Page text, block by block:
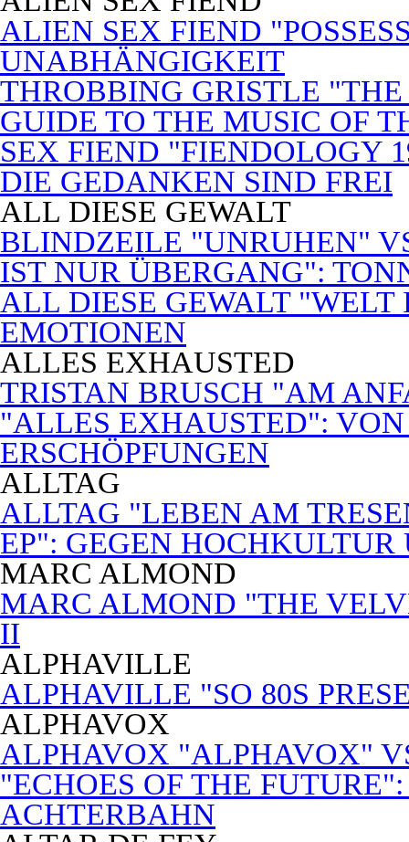
ALIEN SEX FIEND
UNABHÄNGIGKEIT
THROBBING GRISTLE
GUIDE TO THE MUSIC OF
SEX FIEND "FIENDOLOGY
DIE GEDANKEN SIND FREI
ALL DIESE GEWALT
BLINDZEILE "UNRUHEN"
IST NUR ÜBERGANG":
ALL DIESE GEWALT
EMOTIONEN
ALLES EXHAUSTED
TRISTAN BRUSCH "AM
"ALLES EXHAUSTED":
ERSCHÖPFUNGEN
ALLTAG
ALLTAG "LEBEN AM
EP": GEGEN
MARC ALMOND
MARC ALMOND "THE
II
ALPHAVILLE
ALPHAVILLE "SO 80S
ALPHAVOX
ALPHAVOX "ALPHAVOX"
"ECHOES OF THE
ACHTERBAHN